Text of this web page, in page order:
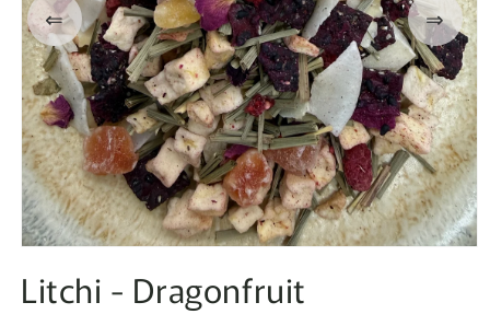
⇐
megnyitása
a
⇒
Litchi - Dragonfruit